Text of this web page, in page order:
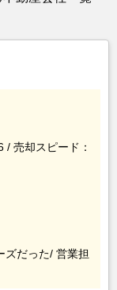
売却スピード：
ズだった/ 営業担